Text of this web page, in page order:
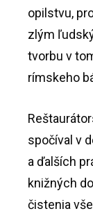
opilstvu,
zlým
tvorbu v
rímskeho
spočíval v
a ďalších
knižných
čistenia